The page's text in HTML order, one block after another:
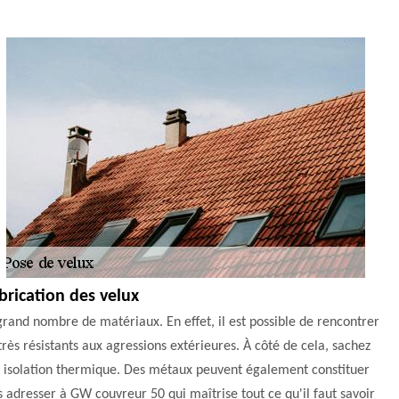
des velux
nombre de matériaux. En effet, il est possible de rencontrer
résistants aux agressions extérieures. À côté de cela, sachez
thermique. Des métaux peuvent également constituer
à GW couvreur 50 qui maîtrise tout ce qu'il faut savoir